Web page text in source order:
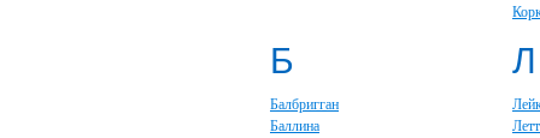
Б
Балбригган
Баллина
Л